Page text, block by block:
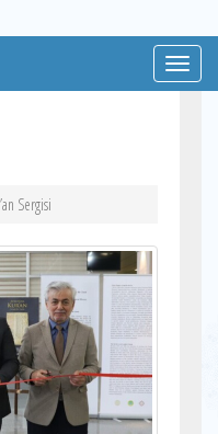
Sergisi